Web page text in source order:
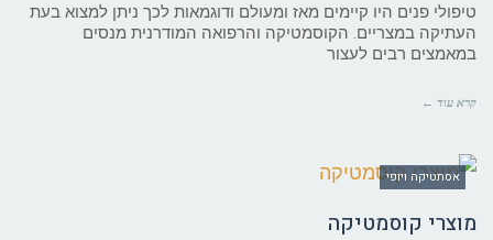
טיפולי פנים היו קיימים מאז ומעולם ודוגמאות לכך ניתן למצוא בעת
העתיקה במצריים. הקוסמטיקה והרפואה המודרנית מנסים
במאמצים רבים לעצור
קרא עוד ←
אסתטיקה ויופי
מוצרי קוסמטיקה